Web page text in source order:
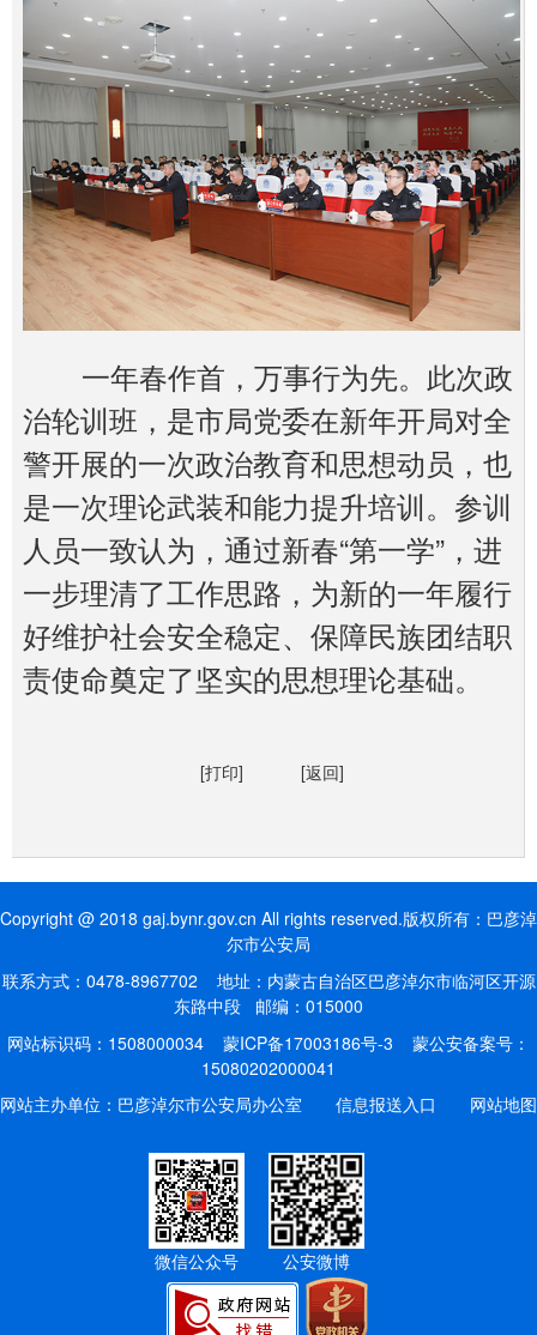
一年春作首，万事行为先。此次政
治轮训班，是市局党委在新年开局对全
警开展的一次政治教育和思想动员，也
是一次理论武装和能力提升培训。参训
人员一致认为，通过新春“第一学”，进
一步理清了工作思路，为新的一年履行
好维护社会安全稳定、保障民族团结职
责使命奠定了坚实的思想理论基础。
[打印] [返回]
Copyright @ 2018 gaj.bynr.gov.cn All rights reserved.版权所有：巴彦淖
尔市公安局
联系方式：0478-8967702 地址：内蒙古自治区巴彦淖尔市临河区开源
东路中段 邮编：015000
网站标识码：1508000034 蒙ICP备17003186号-3 蒙公安备案号：
15080202000041
网站主办单位：巴彦淖尔市公安局办公室 信息报送入口 网站地图
微信公众号 公安微博